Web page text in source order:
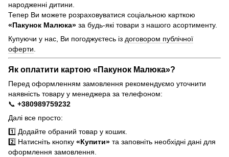
народженні дитини.
Тепер Ви можете розраховуватися соціальною карткою
«Пакунок Малюка» за будь-які товари з нашого асортименту.
Купуючи у нас, Ви погоджуєтесь із договором публічної
оферти.
Як оплатити картою «Пакунок Малюка»?
Перед оформленням замовлення рекомендуємо уточнити
наявність товару у менеджера за телефоном:
📞 +380989759232
Далі все просто:
1️⃣ Додайте обраний товар у кошик.
2️⃣ Натисніть кнопку «Купити» та заповніть необхідні дані для
оформлення замовлення.